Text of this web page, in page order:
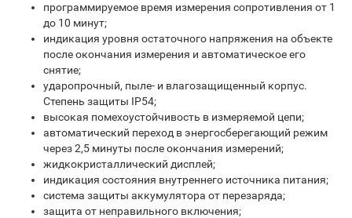
программируемое время измерения сопротивления от 1
до 10 минут;
индикация уровня остаточного напряжения на объекте
после окончания измерения и автоматическое его
снятие;
ударопрочный, пыле- и влагозащищенный корпус.
Степень защиты IP54;
высокая помехоустойчивость в измеряемой цепи;
автоматический переход в энергосберегающий режим
через 2,5 минуты после окончания измерений;
жидкокристаллический дисплей;
индикация состояния внутреннего источника питания;
система защиты аккумулятора от перезаряда;
защита от неправильного включения;